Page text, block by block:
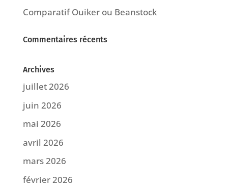
Comparatif Ouiker ou Beanstock
Commentaires récents
Archives
juillet 2026
juin 2026
mai 2026
avril 2026
mars 2026
février 2026